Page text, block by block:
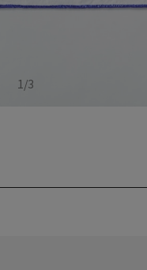
1/3